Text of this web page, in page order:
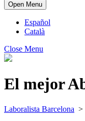
Open Menu
Español
Català
Close Menu
El mejor
Laboralista Barcelona >